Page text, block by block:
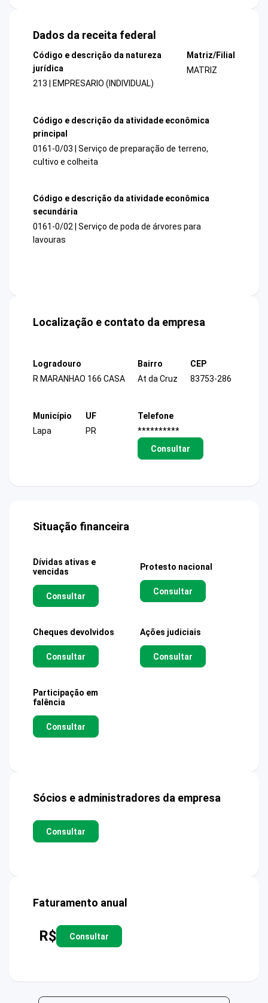
Dados da receita federal
Código e descrição da natureza
jurídica
213 | EMPRESARIO (INDIVIDUAL)
Matriz/Filial
MATRIZ
Código e descrição da atividade econômica
principal
0161-0/03 | Serviço de preparação de terreno,
cultivo e colheita
Código e descrição da atividade econômica
secundária
0161-0/02 | Serviço de poda de árvores para
lavouras
Localização e contato da empresa
Logradouro
R MARANHAO 166 CASA
Bairro
At da Cruz
CEP
83753-286
Município
Lapa
UF
PR
Telefone
**********
Consultar
Situação financeira
Dívidas ativas e
vencidas
Consultar
Protesto nacional
Consultar
Cheques devolvidos
Consultar
Ações judiciais
Consultar
Participação em
falência
Consultar
Sócios e administradores da empresa
Consultar
Faturamento anual
R$ Consultar